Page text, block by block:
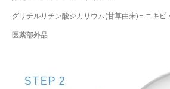
グリチルリチン酸ジカリウム(甘草由来)＝ニキ
医薬部外品